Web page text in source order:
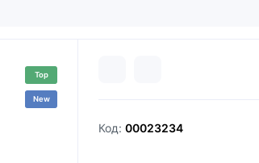
Top
New
Код: 00023234